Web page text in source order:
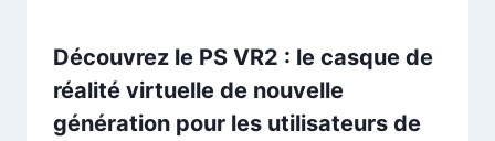
Découvrez le PS VR2 : le casque de
réalité virtuelle de nouvelle
génération pour les utilisateurs de